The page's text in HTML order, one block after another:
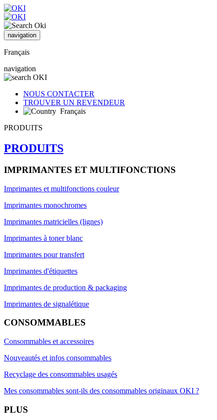
navigation
Français
navigation
NOUS CONTACTER
TROUVER UN REVENDEUR
Français
PRODUITS
PRODUITS
IMPRIMANTES ET MULTIFONCTIONS
Imprimantes et multifonctions couleur
Imprimantes monochromes
Imprimantes matricielles (lignes)
Imprimantes à toner blanc
Imprimantes pour transfert
Imprimantes d'étiquettes
Imprimantes de production & packaging
Imprimantes de signalétique
CONSOMMABLES
Consommables et accessoires
Nouveautés et infos consommables
Recyclage des consommables usagés
Mes consommables sont-ils des consommables originaux OKI ?
PLUS